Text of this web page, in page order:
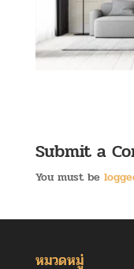
Submit a
You must be
หมวดหมู่